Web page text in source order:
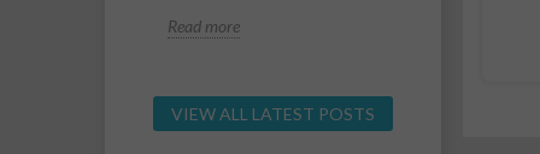
Read more
VIEW ALL LATEST POSTS